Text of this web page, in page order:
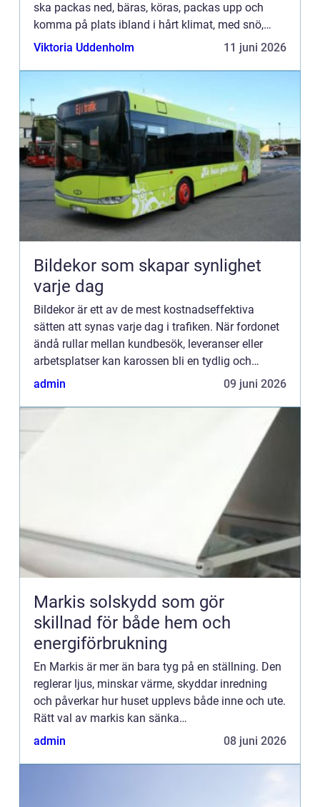
ska packas ned, bäras, köras, packas upp och
komma på plats ibland i hårt klimat, med snö,
kyla och trånga utrymmen som extra utmaningar.
Viktoria Uddenholm 11 juni 2026
Bildekor som skapar synlighet
varje dag
Bildekor är ett av de mest kostnadseffektiva
sätten att synas varje dag i trafiken. När fordonet
ändå rullar mellan kundbesök, leveranser eller
arbetsplatser kan karossen bli en tydlig och
återkommande påminnelse om varumärket.
admin 09 juni 2026
Markis solskydd som gör
skillnad för både hem och
energiförbrukning
En Markis är mer än bara tyg på en ställning. Den
reglerar ljus, minskar värme, skyddar inredning
och påverkar hur huset upplevs både inne och ute.
Rätt val av markis kan sänka
inomhustemperaturen markant, skapa skön
admin 08 juni 2026